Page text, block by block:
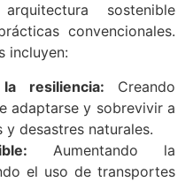
sostenible
convencionales.
incluyen:
resiliencia: Creando
adaptarse y sobrevivir a
desastres naturales.
Aumentando la
el uso de transportes